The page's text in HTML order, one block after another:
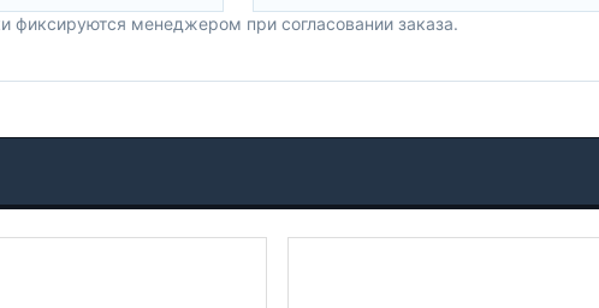
фиксируются менеджером при согласовании заказа.